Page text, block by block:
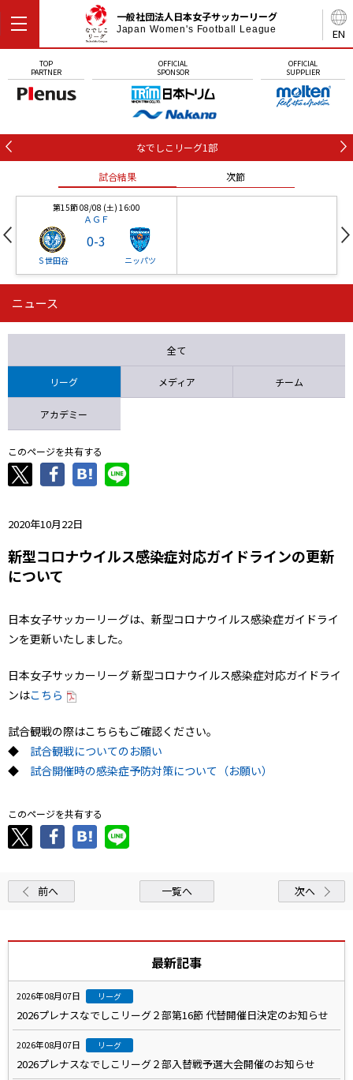
EN
一般社団法人日本女子サッカーリーグ
Japan Women's Football League
TOP
PARTNER
OFFICIAL
SPONSOR
OFFICIAL
SUPPLIER
なでしこリーグ1部
試合結果 次節
第15節 08/08 (土) 16:00
ＡＧＦ
Ｓ世田谷
0-3
ニッパツ
第16節 09/05 (土) 15:00
ニッパツ 石人の星
ニュース
全て
リーグ メディア チーム
アカデミー
このページを共有する
2020年10月22日
新型コロナウイルス感染症対応ガイドラインの更新
について
日本女子サッカーリーグは、新型コロナウイルス感染症ガイドライ
ンを更新いたしました。
日本女子サッカーリーグ 新型コロナウイルス感染症対応ガイドライ
ンはこちら
試合観戦の際はこちらもご確認ください。
◆ 試合観戦についてのお願い
◆ 試合開催時の感染症予防対策について（お願い）
このページを共有する
前へ 一覧へ 次へ
最新記事
2026年08月07日 リーグ
2026プレナスなでしこリーグ２部第16節 代替開催日決定のお知らせ
2026年08月07日 リーグ
2026プレナスなでしこリーグ２部入替戦予選大会開催のお知らせ